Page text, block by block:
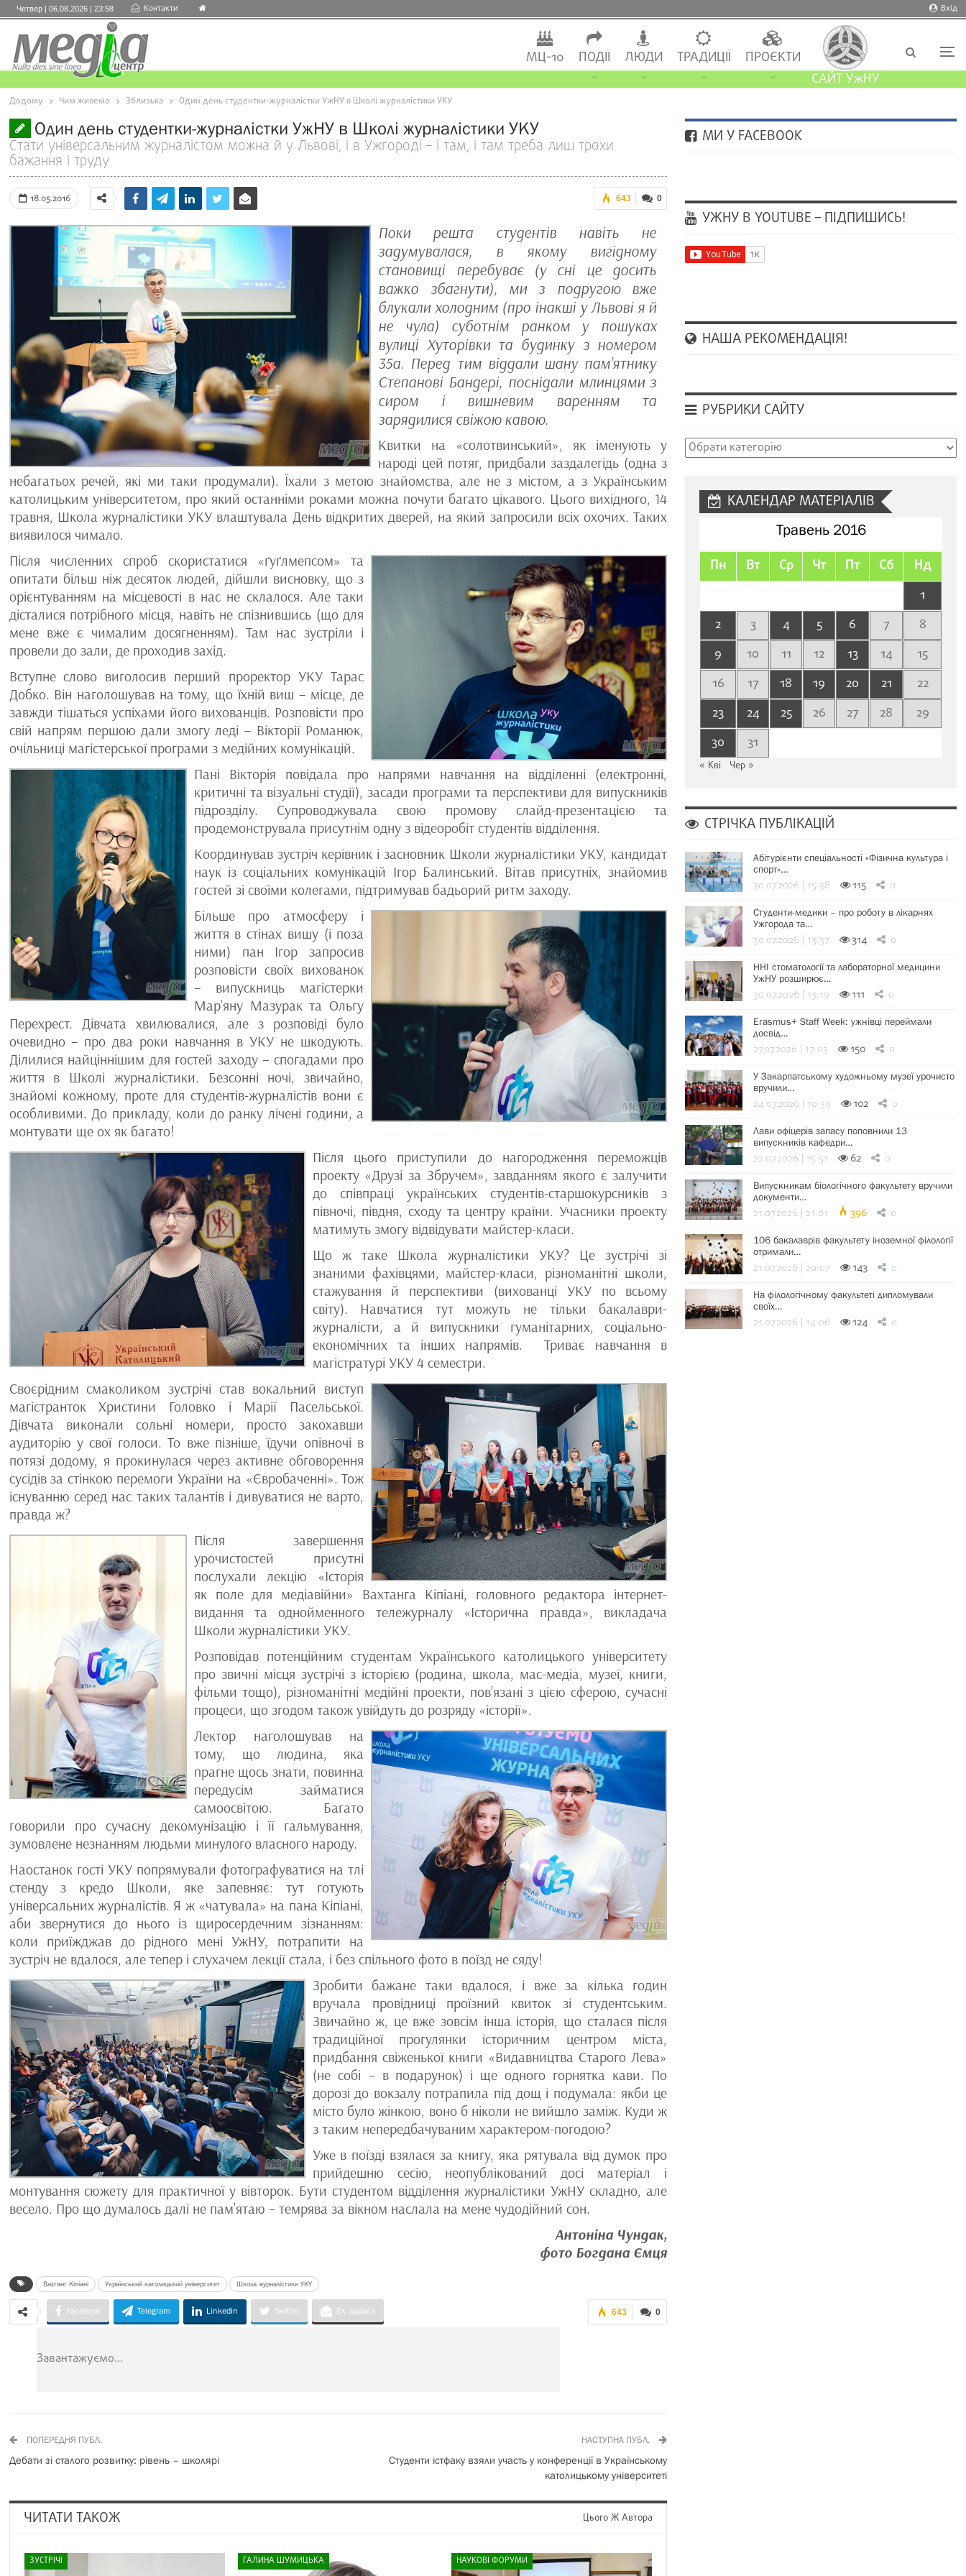
Вхід
Четвер | 06.08.2026 | 23:58 Контакти
МЦ-10 ПОДІЇ ЛЮДИ ТРАДИЦІЇ
ПРОЄКТИ
САЙТ УжНУ
Додому Чим живемо Зблизька Один день студентки-журналістки УжНУ в Школі журналістики УКУ
Один день студентки-журналістки УжНУ в Школі журналістики УКУ
Стати універсальним журналістом можна й у Львові, і в Ужгороді – і там, і там треба лиш трохи
бажання і труду
18.05.2016 0
643
Поки решта студентів навіть не
задумувалася, в якому вигідному
становищі перебуває (у сні це досить
важко збагнути), ми з подругою вже
блукали холодним (про інакші у Львові я й
не чула) суботнім ранком у пошуках
вулиці Хуторівки та будинку з номером
35а. Перед тим віддали шану пам’ятнику
Степанові Бандері, поснідали млинцями з
сиром і вишневим варенням та
зарядилися свіжою кавою.
Квитки на «cолотвинський», як іменують у
народі цей потяг, придбали заздалегідь (одна з
небагатьох речей, які ми таки продумали). Їхали з метою знайомства, але не з містом, а з Українським
католицьким університетом, про який останніми роками можна почути багато цікавого. Цього вихідного, 14
травня, Школа журналістики УКУ влаштувала День відкритих дверей, на який запросили всіх охочих. Таких
виявилося чимало.
Після численних спроб скористатися «ґуґлмепсом» та
опитати більш ніж десяток людей, дійшли висновку, що з
орієнтуванням на місцевості в нас не склалося. Але таки
дісталися потрібного місця, навіть не спізнившись (що для
мене вже є чималим досягненням). Там нас зустріли і
провели до зали, де проходив захід.
Вступне слово виголосив перший проректор УКУ Тарас
Добко. Він наголошував на тому, що їхній виш – місце, де
завжди тішаться успіхами його вихованців. Розповісти про
свій напрям першою дали змогу леді – Вікторії Романюк,
очільниці магістерської програми з медійних комунікацій.
Пані Вікторія повідала про напрями навчання на відділенні (електронні,
критичні та візуальні студії), засади програми та перспективи для випускників
підрозділу. Супроводжувала свою промову слайд-презентацією та
продемонструвала присутнім одну з відеоробіт студентів відділення.
Координував зустріч керівник і засновник Школи журналістики УКУ, кандидат
наук із соціальних комунікацій Ігор Балинський. Вітав присутніх, знайомив
гостей зі своїми колегами, підтримував бадьорий ритм заходу.
Більше про атмосферу і
життя в стінах вишу (і поза
ними) пан Ігор запросив
розповісти своїх вихованок
– випускниць магістерки
Мар’яну Мазурак та Ольгу
Перехрест. Дівчата хвилювалися, але з розповіді було
очевидно – про два роки навчання в УКУ не шкодують.
Ділилися найціннішим для гостей заходу – спогадами про
життя в Школі журналістики. Безсонні ночі, звичайно,
знайомі кожному, проте для студентів-журналістів вони є
особливими. До прикладу, коли до ранку лічені години, а
монтувати ще ох як багато!
Після цього приступили до нагородження переможців
проекту «Друзі за Збручем», завданням якого є залучити
до співпраці українських студентів-старшокурсників з
півночі, півдня, сходу та центру країни. Учасники проекту
матимуть змогу відвідувати майстер-класи.
Що ж таке Школа журналістики УКУ? Це зустрічі зі
знаними фахівцями, майстер-класи, різноманітні школи,
стажування й перспективи (вихованці УКУ по всьому
світу). Навчатися тут можуть не тільки бакалаври-
журналісти, а й випускники гуманітарних, соціально-
економічних та інших напрямів. Триває навчання в
магістратурі УКУ 4 семестри.
Своєрідним смаколиком зустрічі став вокальний виступ
магістранток Христини Головко і Марії Пасельської.
Дівчата виконали сольні номери, просто закохавши
аудиторію у свої голоси. То вже пізніше, їдучи опівночі в
потязі додому, я прокинулася через активне обговорення
сусідів за стінкою перемоги України на «Євробаченні». Тож
існуванню серед нас таких талантів і дивуватися не варто,
правда ж?
Після завершення
урочистостей присутні
послухали лекцію «Історія
як поле для медіавійни» Вахтанга Кіпіані, головного редактора інтернет-
видання та однойменного тележурналу «Історична правда», викладача
Школи журналістики УКУ.
Розповідав потенційним студентам Українського католицького університету
про звичні місця зустрічі з історією (родина, школа, мас-медіа, музеї, книги,
фільми тощо), різноманітні медійні проекти, пов’язані з цією сферою, сучасні
процеси, що згодом також увійдуть до розряду «історії».
Лектор наголошував на
тому, що людина, яка
прагне щось знати, повинна
передусім займатися
самоосвітою. Багато
говорили про сучасну декомунізацію і її гальмування,
зумовлене незнанням людьми минулого власного народу.
Наостанок гості УКУ попрямували фотографуватися на тлі
стенду з кредо Школи, яке запевняє: тут готують
універсальних журналістів. Я ж «чатувала» на пана Кіпіані,
аби звернутися до нього із щиросердечним зізнанням:
коли приїжджав до рідного мені УжНУ, потрапити на
зустріч не вдалося, але тепер і слухачем лекції стала, і без спільного фото в поїзд не сяду!
Зробити бажане таки вдалося, і вже за кілька годин
вручала провідниці проїзний квиток зі студентським.
Звичайно ж, це вже зовсім інша історія, що сталася після
традиційної прогулянки історичним центром міста,
придбання свіженької книги «Видавництва Старого Лева»
(не собі – в подарунок) і ще одного горнятка кави. По
дорозі до вокзалу потрапила під дощ і подумала: якби це
місто було жінкою, воно б ніколи не вийшло заміж. Куди ж
з таким непередбачуваним характером-погодою?
Уже в поїзді взялася за книгу, яка рятувала від думок про
прийдешню сесію, неопублікований досі матеріал і
монтування сюжету для практичної у вівторок. Бути студентом відділення журналістики УжНУ складно, але
весело. Про що думалось далі не пам’ятаю – темрява за вікном наслала на мене чудодійний сон.
Антоніна Чундак,
фото Богдана Ємця
Вахтанг Кіпіані Український католицький університет Школа журналістики УКУ
0
643
Facebook Telegram Linkedin Twitter Ел. адреса
Завантажуємо...
ПОПЕРЕДНЯ ПУБЛ.
Дебати зі сталого розвитку: рівень – школярі
НАСТУПНА ПУБЛ.
Студенти істфаку взяли участь у конференції в Українському
католицькому університеті
ЧИТАТИ ТАКОЖ Цього Ж Автора
ЗУСТРІЧІ ГАЛИНА ШУМИЦЬКА НАУКОВІ ФОРУМИ
МИ У FACEBOOK
УЖНУ В YOUTUBE – ПІДПИШИСЬ!
НАША РЕКОМЕНДАЦІЯ!
РУБРИКИ САЙТУ
Рубрики
КАЛЕНДАР МАТЕРІАЛІВ
Травень 2016
Пн Вт Ср Чт Пт Сб Нд
1
2
3 4 5 6 7
8
9
10 11 12 13 14
15
16
17 18 19 20 21
22
23
24 25 26 27 28
29
30
31
« Кві Чер »
СТРІЧКА ПУБЛІКАЦІЙ
Абітурієнти спеціальності «Фізична культура і
спорт»…
30.07.2026 | 15:38 115 0
Студенти-медики – про роботу в лікарнях
Ужгорода та…
30.07.2026 | 13:37 314 0
ННІ стоматології та лабораторної медицини
УжНУ розширює…
30.07.2026 | 13:19 111 0
Erasmus+ Staff Week: ужнівці переймали
досвід…
27.07.2026 | 17:03 150 0
У Закарпатському художньому музеї урочисто
вручили…
24.07.2026 | 10:39 102 0
Лави офіцерів запасу поповнили 13
випускників кафедри…
22.07.2026 | 15:51 62 0
Випускникам біологічного факультету вручили
документи…
21.07.2026 | 21:01 396 0
106 бакалаврів факультету іноземної філології
отримали…
21.07.2026 | 20:07 143 0
На філологічному факультеті дипломували
своїх…
21.07.2026 | 14:06 124 0